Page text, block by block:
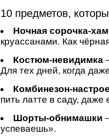
10 предметов,
Ночная сорочка-
круассанами. Как
Костюм-невидимка
Для тех дней, когда
Комбинезон-
пить латте в саду, даже
Шорты-обнимашки
успеваешь».